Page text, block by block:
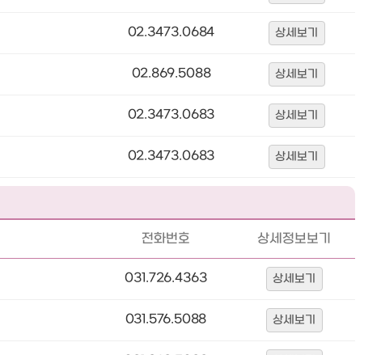
02.3473.0684 상세보기
02.869.5088 상세보기
02.3473.0683 상세보기
02.3473.0683 상세보기
전화번호 상세정보보기
031.726.4363 상세보기
031.576.5088 상세보기